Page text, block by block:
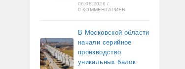
06.08.2026 /
0 КОММЕНТАРИЕВ
В Московской области
начали серийное
производство
уникальных балок